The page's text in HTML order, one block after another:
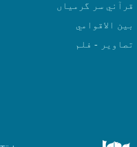
قرآني سر گرمياں
بين الاقوامي
تصاوير - فلم